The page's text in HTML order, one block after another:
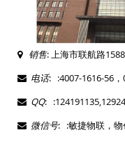
销售: 上海市联航路
电话: :4007-1616-56，
QQ:
微信号: :敏捷物联，物